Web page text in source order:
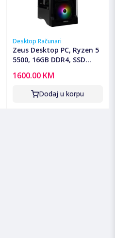
Desktop Računari
Zeus Desktop PC, Ryzen 5
5500, 16GB DDR4, SSD
5500/16GB/512/RX580
1600.00 KM
Dodaj u korpu